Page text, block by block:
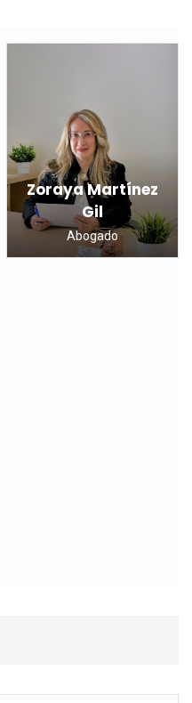
Zoraya Martínez
Gil
Abogado